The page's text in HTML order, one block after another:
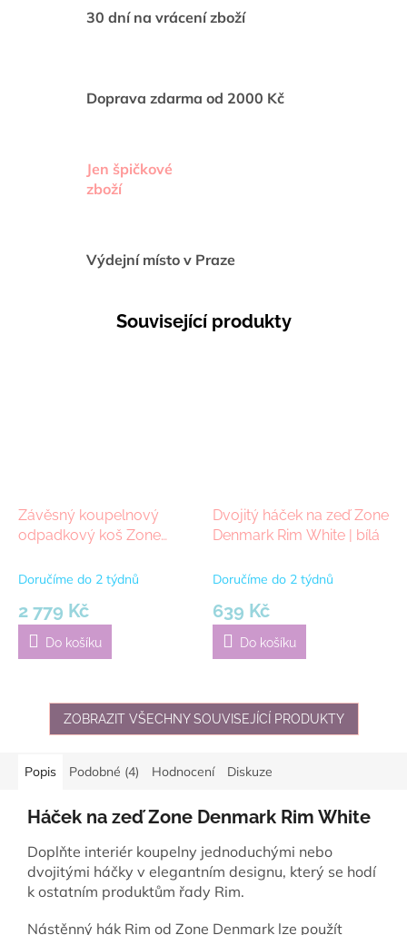
30 dní na vrácení zboží
Doprava zdarma od 2000 Kč
Jen špičkové
zboží
Výdejní místo v Praze
Související produkty
Závěsný koupelnový
odpadkový koš Zone
Doručíme do 2 týdnů
2 779 Kč
Do košíku
Dvojitý háček na zeď Zone
Denmark Rim White | bílá
Doručíme do 2 týdnů
639 Kč
Do košíku
ZOBRAZIT VŠECHNY SOUVISEJÍCÍ PRODUKTY
Popis Podobné (4) Hodnocení Diskuze
Háček na zeď Zone Denmark Rim White
Doplňte interiér koupelny jednoduchými nebo
dvojitými háčky v elegantním designu, který se hodí
k ostatním produktům řady Rim.
Nástěnný hák Rim od Zone Denmark lze použít